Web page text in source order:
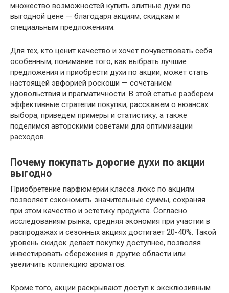
множество возможностей купить элитные духи по
выгодной цене — благодаря акциям, скидкам и
специальным предложениям.
Для тех, кто ценит качество и хочет почувствовать себя
особенным, понимание того, как выбрать лучшие
предложения и приобрести духи по акции, может стать
настоящей эвфорией роскоши — сочетанием
удовольствия и прагматичности. В этой статье разберем
эффективные стратегии покупки, расскажем о нюансах
выбора, приведем примеры и статистику, а также
поделимся авторскими советами для оптимизации
расходов.
Почему покупать дорогие духи по акции
выгодно
Приобретение парфюмерии класса люкс по акциям
позволяет сэкономить значительные суммы, сохраняя
при этом качество и эстетику продукта. Согласно
исследованиям рынка, средняя экономия при участии в
распродажах и сезонных акциях достигает 20-40%. Такой
уровень скидок делает покупку доступнее, позволяя
инвестировать сбережения в другие области или
увеличить коллекцию ароматов.
Кроме того, акции раскрывают доступ к эксклюзивным